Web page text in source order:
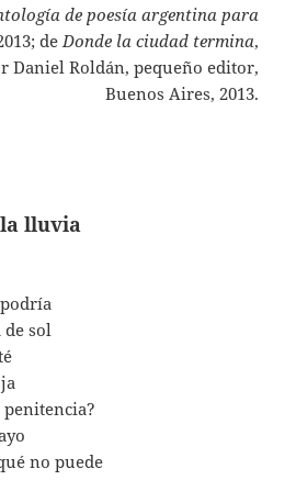
de poesía argentina para
de Donde la ciudad termina,
Daniel Roldán, pequeño editor,
Buenos Aires, 2013.
lluvia
sol
no puede